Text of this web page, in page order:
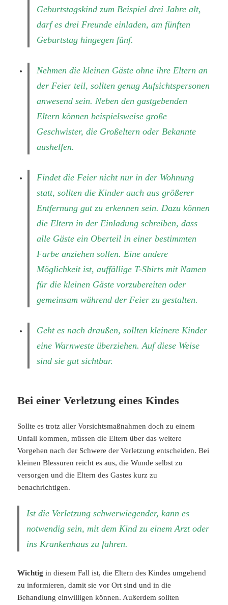
Geburtstagskind zum Beispiel drei Jahre alt,
darf es drei Freunde einladen, am fünften
Geburtstag hingegen fünf.
Nehmen die kleinen Gäste ohne ihre Eltern an
der Feier teil, sollten genug Aufsichtspersonen
anwesend sein. Neben den gastgebenden
Eltern können beispielsweise große
Geschwister, die Großeltern oder Bekannte
aushelfen.
Findet die Feier nicht nur in der Wohnung
statt, sollten die Kinder auch aus größerer
Entfernung gut zu erkennen sein. Dazu können
die Eltern in der Einladung schreiben, dass
alle Gäste ein Oberteil in einer bestimmten
Farbe anziehen sollen. Eine andere
Möglichkeit ist, auffällige T-Shirts mit Namen
für die kleinen Gäste vorzubereiten oder
gemeinsam während der Feier zu gestalten.
Geht es nach draußen, sollten kleinere Kinder
eine Warnweste überziehen. Auf diese Weise
sind sie gut sichtbar.
Bei einer Verletzung eines Kindes
Sollte es trotz aller Vorsichtsmaßnahmen doch zu einem
Unfall kommen, müssen die Eltern über das weitere
Vorgehen nach der Schwere der Verletzung entscheiden. Bei
kleinen Blessuren reicht es aus, die Wunde selbst zu
versorgen und die Eltern des Gastes kurz zu
benachrichtigen.
Ist die Verletzung schwerwiegender, kann es
notwendig sein, mit dem Kind zu einem Arzt oder
ins Krankenhaus zu fahren.
Wichtig in diesem Fall ist, die Eltern des Kindes umgehend
zu informieren, damit sie vor Ort sind und in die
Behandlung einwilligen können. Außerdem sollten